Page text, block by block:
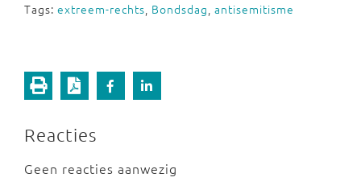
Tags: extreem-rechts, Bondsdag, antisemitisme
Reacties
Geen reacties aanwezig